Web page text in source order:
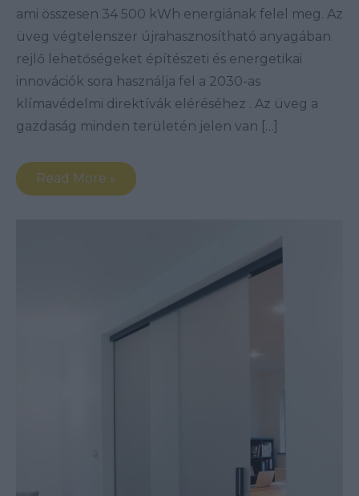
ami összesen 34 500 kWh energiának felel meg. Az
üveg végtelenszer újrahasznosítható anyagában
rejlő lehetőségeket építészeti és energetikai
innovációk sora használja fel a 2030-as
klímavédelmi direktívák eléréséhez . Az üveg a
gazdaság minden területén jelen van […]
Read More »